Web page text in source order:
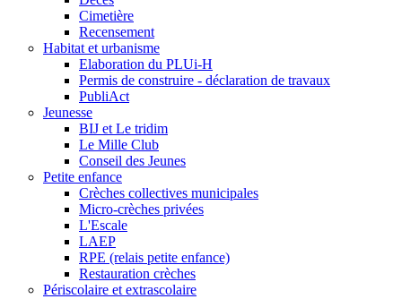
Cimetière
Recensement
Habitat et urbanisme
Elaboration du PLUi-H
Permis de construire - déclaration de travaux
PubliAct
Jeunesse
BIJ et Le tridim
Le Mille Club
Conseil des Jeunes
Petite enfance
Crèches collectives municipales
Micro-crèches privées
L'Escale
LAEP
RPE (relais petite enfance)
Restauration crèches
Périscolaire et extrascolaire